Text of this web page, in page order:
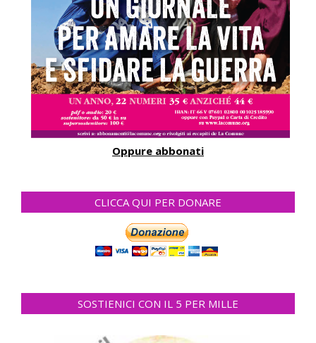
Oppure abbonati
CLICCA QUI PER DONARE
SOSTIENICI CON IL 5 PER MILLE